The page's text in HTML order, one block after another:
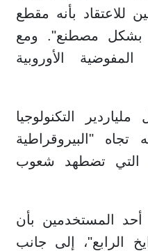
للاعتقاد بأنه مقطع
بشكل مصطنع". ومع
الأوروبية
التكنولوجيا
"البيروقراطية
التي تضطهد شعوب
المستخدمين بأن
الرابع"، إلى جانب